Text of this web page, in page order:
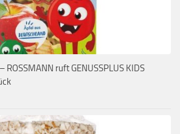
ROSSMANN ruft GENUSSPLUS KIDS